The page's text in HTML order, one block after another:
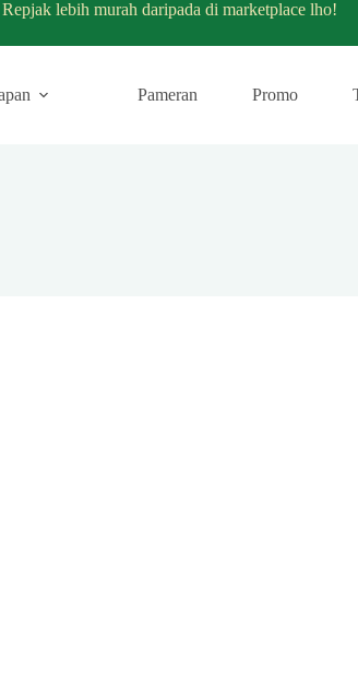
lebih murah daripada di marketplace lho!
Pameran Promo